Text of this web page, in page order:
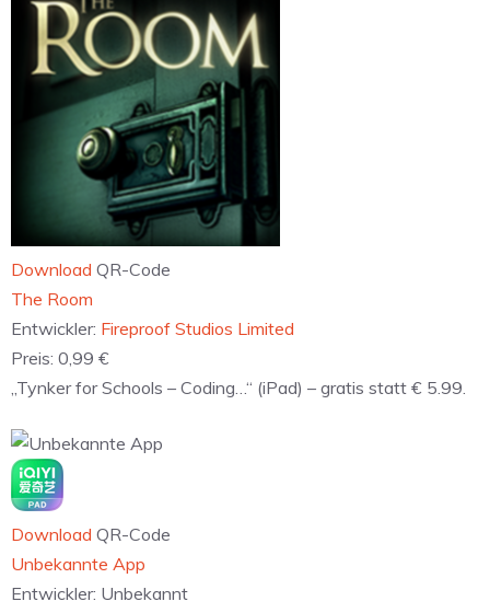
Download QR-Code
‎The Room
Entwickler: Fireproof Studios Limited
Preis: 0,99 €
„Tynker for Schools – Coding…“ (iPad) – gratis statt € 5.99.
Download QR-Code
Unbekannte App
Entwickler: Unbekannt